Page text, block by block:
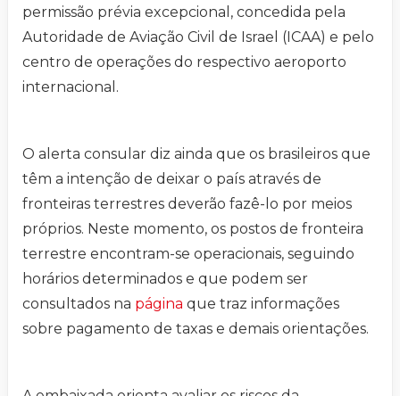
permissão prévia excepcional, concedida pela
Autoridade de Aviação Civil de Israel (ICAA) e pelo
centro de operações do respectivo aeroporto
internacional.
O alerta consular diz ainda que os brasileiros que
têm a intenção de deixar o país através de
fronteiras terrestres deverão fazê-lo por meios
próprios. Neste momento, os postos de fronteira
terrestre encontram-se operacionais, seguindo
horários determinados e que podem ser
consultados na página que traz informações
sobre pagamento de taxas e demais orientações.